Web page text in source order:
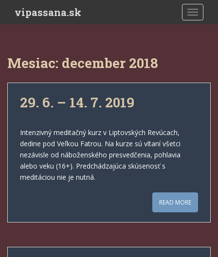
vipassana.sk
Mesiac: december 2018
29. 6. – 14. 7. 2019
Intenzivný meditačný kurz v Liptovských Revúcach,
dedine pod Veľkou Fatrou. Na kurze sú vítaní všetci
nezávisle od náboženského presvedčenia, pohlavia
alebo veku (16+). Predchádzajúca skúsenosť s
meditáciou nie je nutná.
READ MORE